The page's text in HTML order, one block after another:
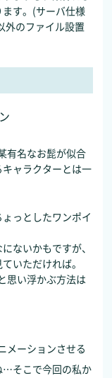
す。(サーバ仕様
外のファイル設置
有名なお髭が似合
ャラクターとは一
っとしたワンポイ
ないかもですが、
いただければ。
思い浮かぶ方法は
メーションさせる
…そこで今回の私か